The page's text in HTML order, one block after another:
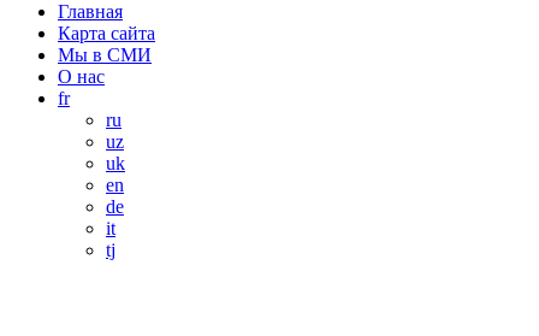
Главная
Карта сайта
Мы в СМИ
О нас
fr
ru
uz
uk
en
de
it
tj